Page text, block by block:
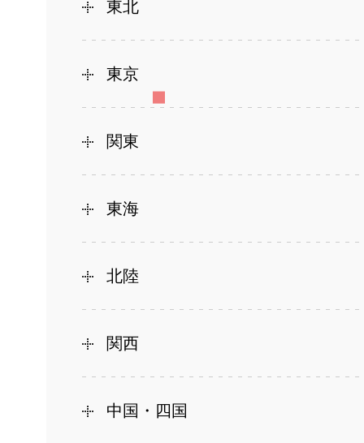
東北
東京
関東
東海
北陸
関西
中国・四国